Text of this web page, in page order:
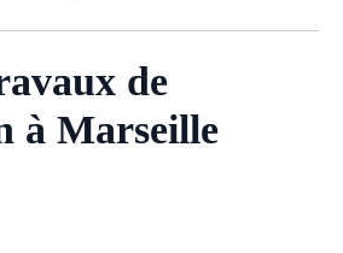
de
à Marseille